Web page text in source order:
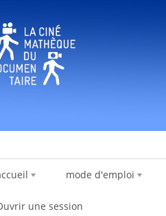
mode d'emploi
une session